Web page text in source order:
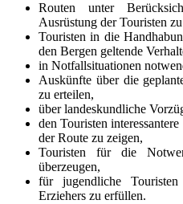
Routen unter
Ausrüstung der Touristen
Touristen in die
den Bergen geltende
in Notfallsituationen
Auskünfte über die
zu erteilen,
über landeskundliche
den Touristen
der Route zu zeigen,
Touristen für die
überzeugen,
für jugendliche
Erziehers zu erfüllen.